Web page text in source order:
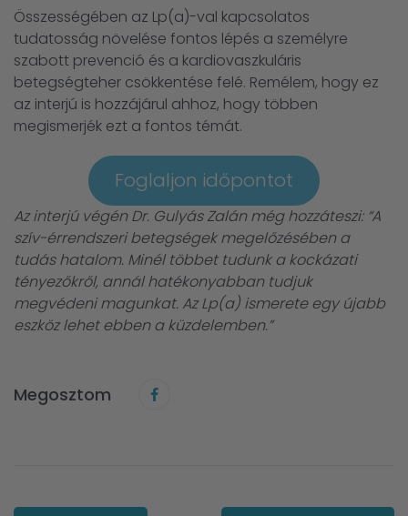
Összességében az Lp(a)-val kapcsolatos
tudatosság növelése fontos lépés a személyre
szabott prevenció és a kardiovaszkuláris
betegségteher csökkentése felé. Remélem, hogy ez
az interjú is hozzájárul ahhoz, hogy többen
megismerjék ezt a fontos témát.
Foglaljon időpontot
Az interjú végén Dr. Gulyás Zalán még hozzáteszi: “A
szív-érrendszeri betegségek megelőzésében a
tudás hatalom. Minél többet tudunk a kockázati
tényezőkről, annál hatékonyabban tudjuk
megvédeni magunkat. Az Lp(a) ismerete egy újabb
eszköz lehet ebben a küzdelemben.”
Megosztom